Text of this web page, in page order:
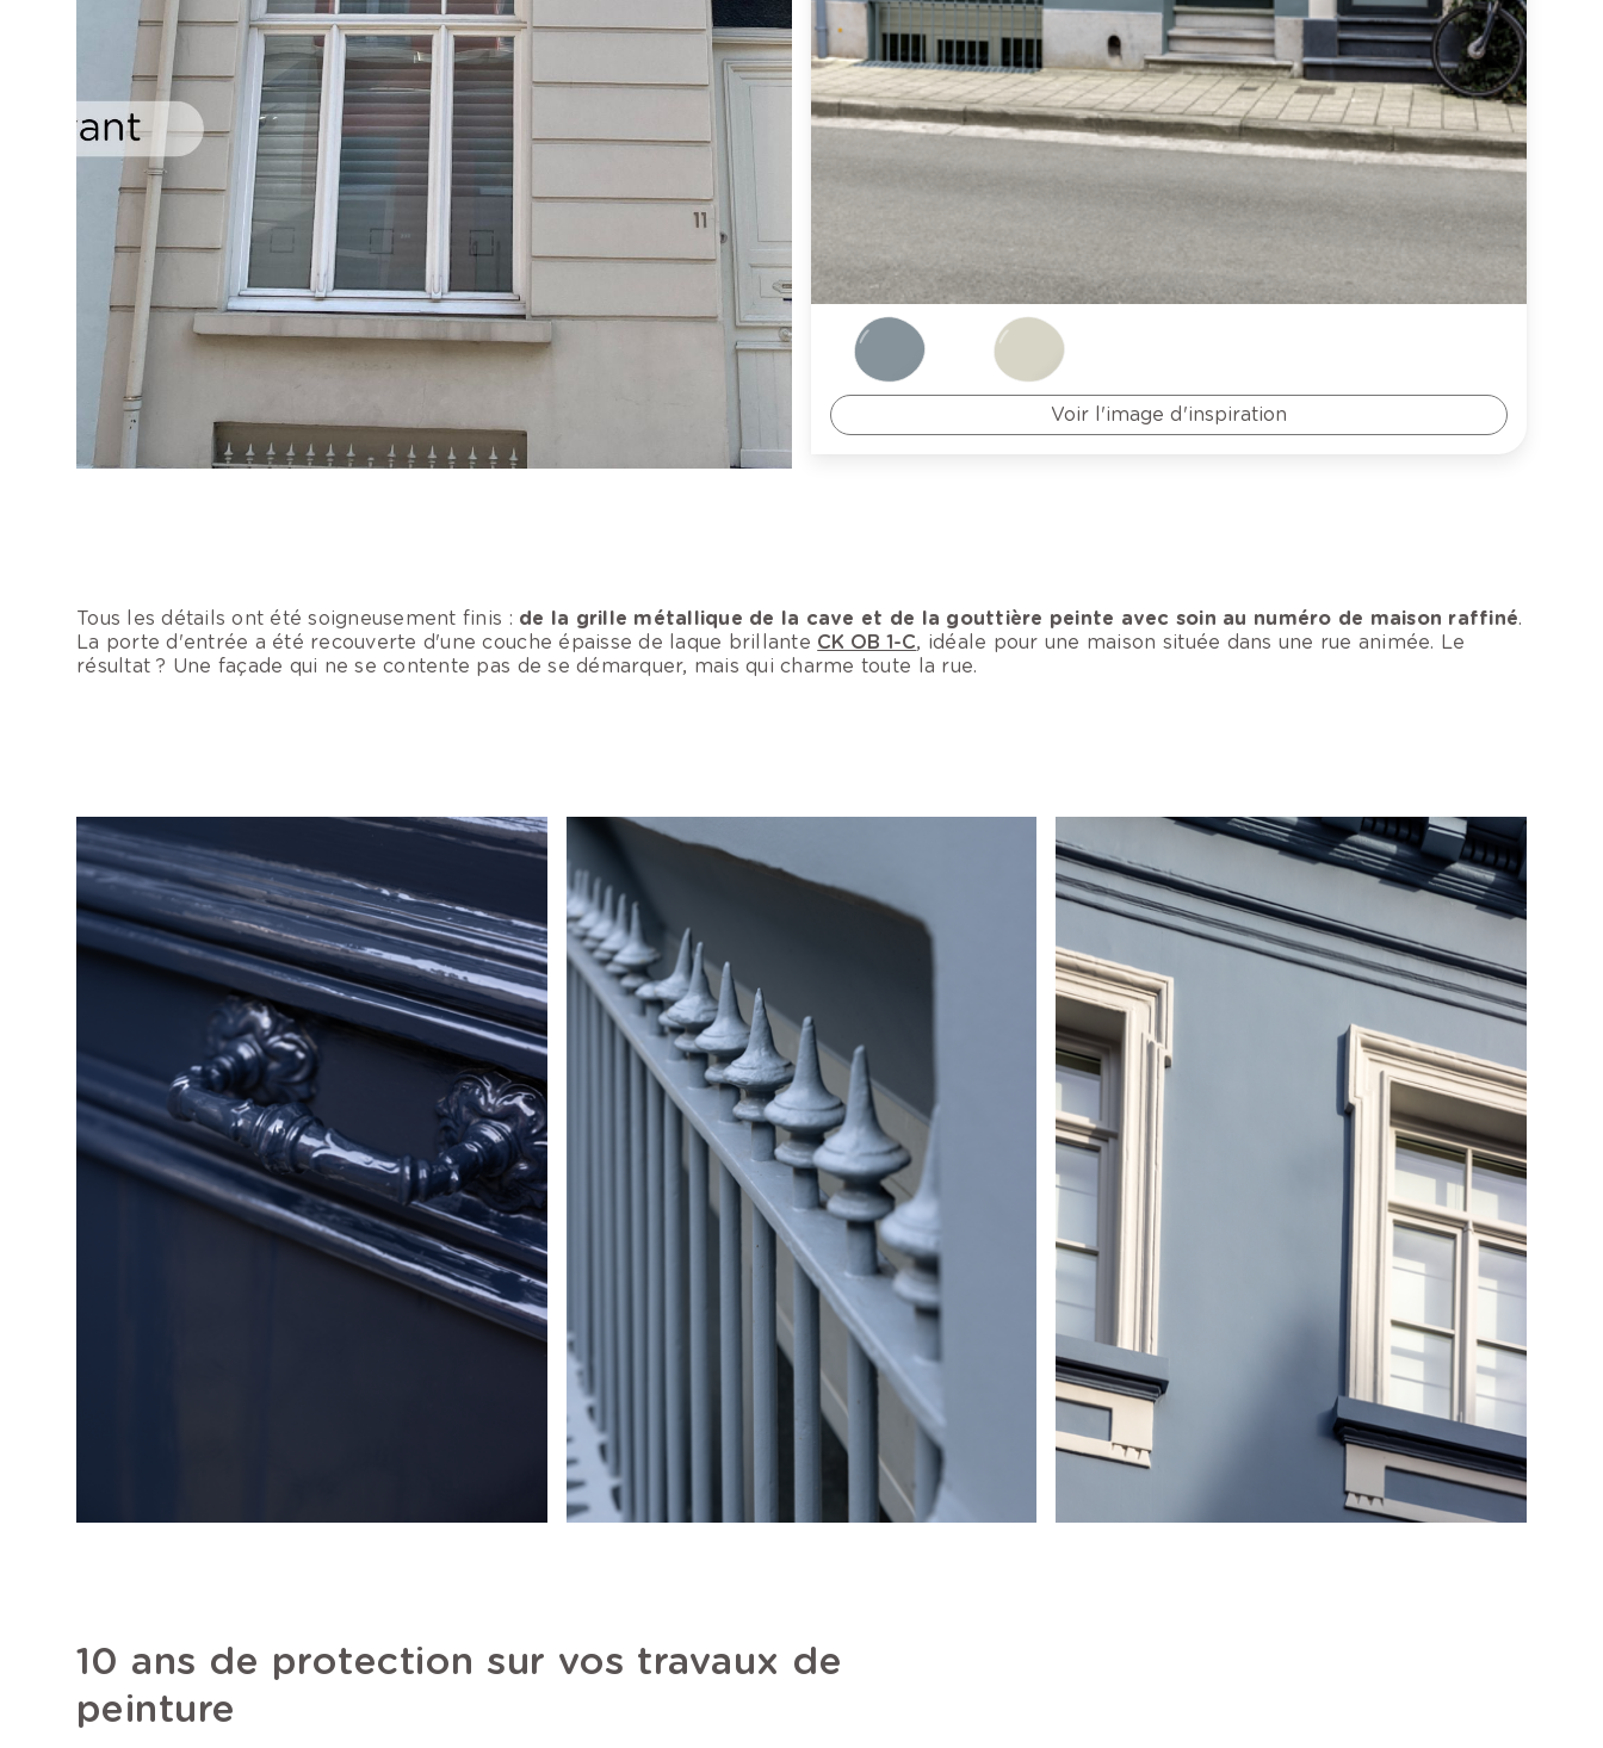
Voir l'image d'inspiration
Tous les détails ont été soigneusement finis : de la grille métallique de la cave et de la gouttière peinte avec soin au numéro de maison raffiné.
La porte d'entrée a été recouverte d'une couche épaisse de laque brillante CK OB 1-C, idéale pour une maison située dans une rue animée. Le
résultat ? Une façade qui ne se contente pas de se démarquer, mais qui charme toute la rue.
10 ans de protection sur vos travaux de
peinture